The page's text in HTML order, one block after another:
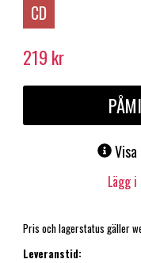
CD
219 kr
Lägg
Pris och lagerstatus gäller
Leveranstid: